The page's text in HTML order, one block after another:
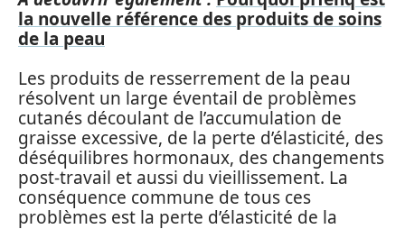
la nouvelle référence des produits de soins
de la peau
Les produits de resserrement de la peau
résolvent un large éventail de problèmes
cutanés découlant de l’accumulation de
graisse excessive, de la perte d’élasticité, des
déséquilibres hormonaux, des changements
post-travail et aussi du vieillissement. La
conséquence commune de tous ces
problèmes est la perte d’élasticité de la